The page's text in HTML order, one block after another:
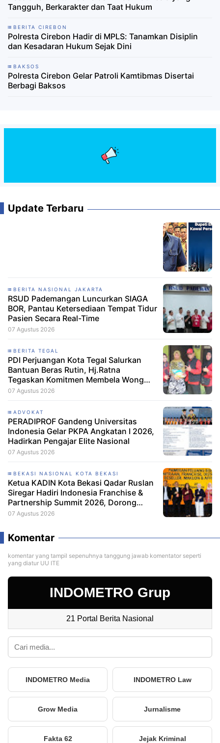
Tangguh, Berkarakter dan Taat Hukum
BERITA CIREBON
Polresta Cirebon Hadir di MPLS: Tanamkan Disiplin
dan Kesadaran Hukum Sejak Dini
BAKSOS
Polresta Cirebon Gelar Patroli Kamtibmas Disertai
Berbagi Baksos
Update Terbaru
BERITA NASIONAL JAKARTA
RSUD Pademangan Luncurkan SIAGA
BOR, Pantau Ketersediaan Tempat Tidur
Pasien Secara Real-Time
07 Agustus 2026
BERITA TEGAL
PDI Perjuangan Kota Tegal Salurkan
Bantuan Beras Rutin, Hj.Ratna
Tegaskan Komitmen Membela Wong
Cilik
07 Agustus 2026
ADVOKAT
PERADIPROF Gandeng Universitas
Indonesia Gelar PKPA Angkatan I 2026,
Hadirkan Pengajar Elite Nasional
07 Agustus 2026
BEKASI NASIONAL KOTA BEKASI
Ketua KADIN Kota Bekasi Qadar Ruslan
Siregar Hadiri Indonesia Franchise &
Partnership Summit 2026, Dorong
Pelaku Usaha Bekasi Tumbuh Melalui
07 Agustus 2026
Komentar
komentar yang tampil sepenuhnya tanggung jawab komentator seperti
yang diatur UU ITE
INDOMETRO Grup
21 Portal Berita Nasional
INDOMETRO Media INDOMETRO Law
Grow Media Jurnalisme
Fakta 62 Jejak Kriminal